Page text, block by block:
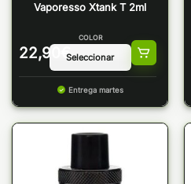
Vaporesso Xtank T 2ml
22,90 €
COLOR
Entrega martes